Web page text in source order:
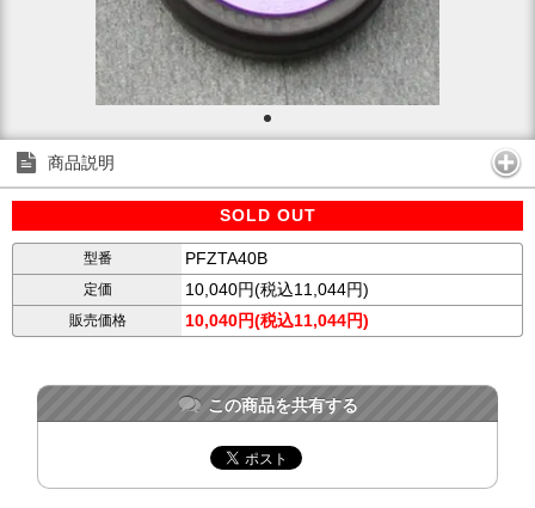
商品説明
SOLD OUT
型番 PFZTA40B
定価 10,040円(税込11,044円)
販売価格 10,040円(税込11,044円)
この商品を共有する